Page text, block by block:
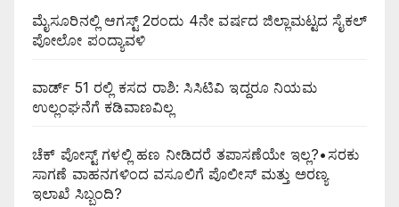
ಮೈಸೂರಿನಲ್ಲಿ ಆಗಸ್ಟ್‌ 2ರಂದು 4ನೇ ವರ್ಷದ ಜಿಲ್ಲಾಮಟ್ಟದ ಸೈಕಲ್
ಪೋಲೋ ಪಂದ್ಯಾವಳಿ
ವಾರ್ಡ್ 51 ರಲ್ಲಿ ಕಸದ ರಾಶಿ: ಸಿಸಿಟಿವಿ ಇದ್ದರೂ ನಿಯಮ
ಉಲ್ಲಂಘನೆಗೆ ಕಡಿವಾಣವಿಲ್ಲ
ಚೆಕ್ ಪೋಸ್ಟ್ ಗಳಲ್ಲಿ ಹಣ ನೀಡಿದರೆ ತಪಾಸಣೆಯೇ ಇಲ್ಲ?•ಸರಕು
ಸಾಗಣೆ ವಾಹನಗಳಿಂದ ವಸೂಲಿಗೆ ಪೊಲೀಸ್ ಮತ್ತು ಅರಣ್ಯ
ಇಲಾಖೆ ಸಿಬ್ಬಂದಿ?